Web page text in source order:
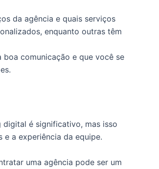
da agência e quais serviços
enquanto outras têm
comunicação e que você se
digital é significativo, mas isso
a experiência da equipe.
uma agência pode ser um